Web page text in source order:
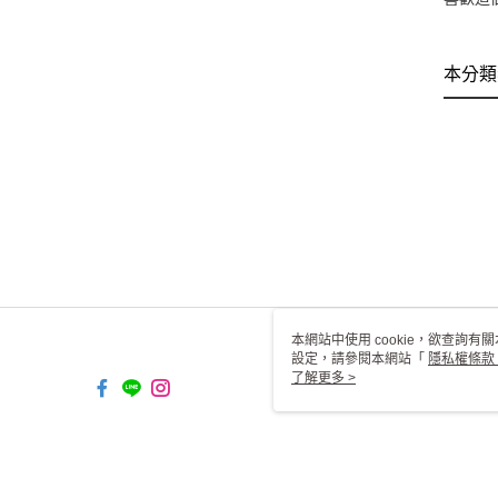
本分
本網站中使用 cookie，欲查詢有
設定，請參閱本網站「 隱私權條款
使用 cookie。
了解更多 >